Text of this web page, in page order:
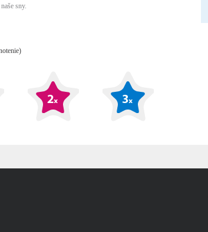
sny.